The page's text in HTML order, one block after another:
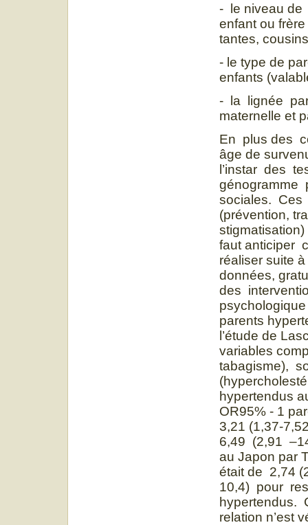
- le niveau de
enfant ou
tantes,
- le type de
enfants
- la lignée
maternelle et
En plus des
âge de
l’instar des
génogramme
sociales. Ces
(prévention,
faut anticiper
réaliser suite
données,
des
parents
l’étude de
variables
tabagisme),
hypertendus
OR95% - 1
3,21 (1,37-
6,49 (2,91
au Japon par
était de 2,74
10,4) pour
hypertendus.
relation n’est